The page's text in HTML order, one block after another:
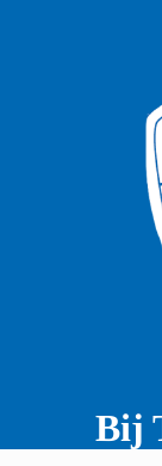
Bij